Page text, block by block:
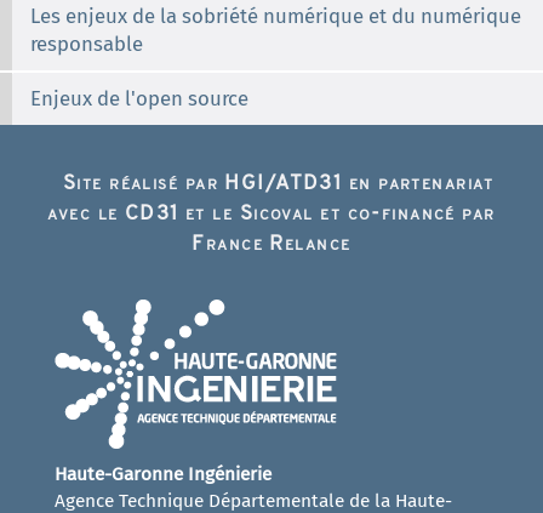
Les enjeux de la sobriété numérique et du numérique
responsable
Enjeux de l'open source
Site réalisé par HGI/ATD31 en partenariat
avec le CD31 et le Sicoval et co-financé par
France Relance
Haute-Garonne Ingénierie
Agence Technique Départementale de la Haute-